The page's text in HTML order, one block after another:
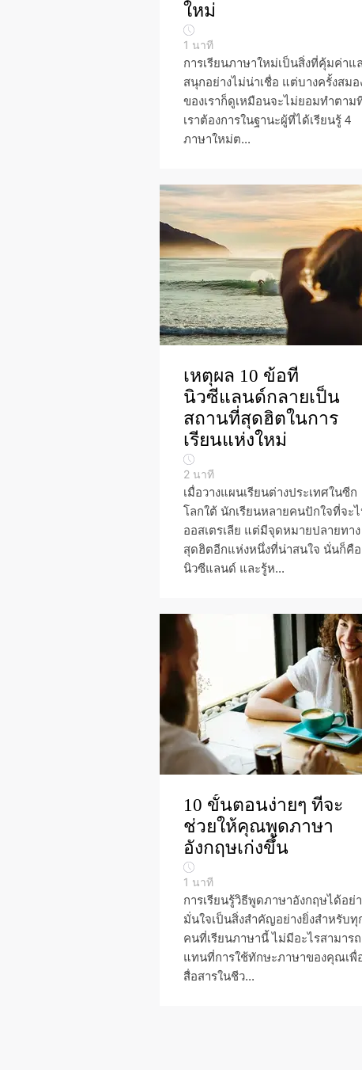
ใหม่
1 นาที
การเรียนภาษาใหม่เป็นสิ่งที่คุ้มค่าแ
สนุกอย่างไม่น่าเชื่อ แต่บางครั้งสมอ
ของเราก็ดูเหมือนจะไม่ยอมทำตาม
เราต้องการในฐานะผู้ที่ได้เรียนรู้ 4
ภาษาใหม่ต...
เหตุผล 10 ข้อที่
นิวซีแลนด์กลายเป็น
สถานที่สุดฮิตในการ
เรียนแห่งใหม่
2 นาที
เมื่อวางแผนเรียนต่างประเทศในซีก
โลกใต้ นักเรียนหลายคนปักใจที่จะ
ออสเตรเลีย แต่มีจุดหมายปลายทาง
สุดฮิตอีกแห่งหนึ่งที่น่าสนใจ นั่นก็คือ
นิวซีแลนด์ และรู้ห...
10 ขั้นตอนง่ายๆ ที่จะ
ช่วยให้คุณพูดภาษา
อังกฤษเก่งขึ้น
1 นาที
การเรียนรู้วิธีพูดภาษาอังกฤษได้อย่
มั่นใจเป็นสิ่งสำคัญอย่างยิ่งสำหรับทุ
คนที่เรียนภาษานี้ ไม่มีอะไรสามารถ
แทนที่การใช้ทักษะภาษาของคุณเพื่
สื่อสารในชีว...